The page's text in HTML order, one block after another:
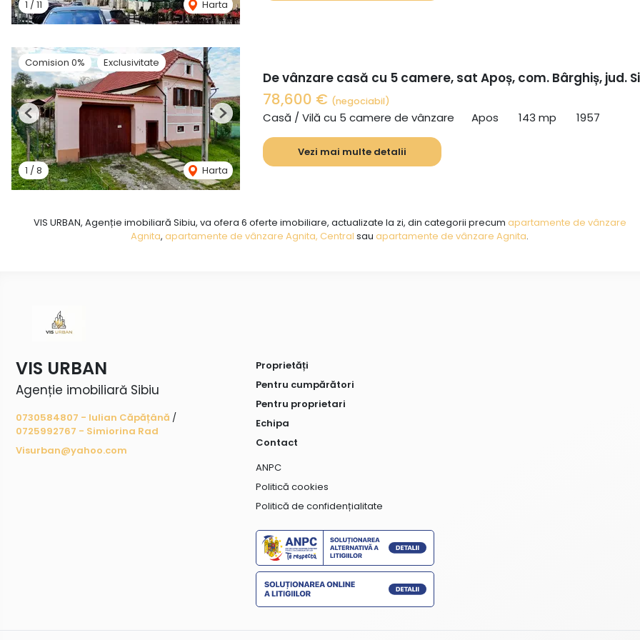
1 / 11 Harta
Comision 0% Exclusivitate
1 /8 Harta
Previous Next
De vânzare casă cu 5 camere, sat Apoș, com. Bârghiș, jud.
78,600 € (negociabil)
Casă / Vilă cu 5 camere de vânzare Apos 143 mp 1957
Vezi mai multe detalii
VIS URBAN, Agenție imobiliară Sibiu, va ofera 6 oferte imobiliare, actualizate la zi, din categorii precum apartamente de vânzare
Agnita, apartamente de vânzare Agnita, Central sau apartamente de vânzare Agnita.
VIS URBAN
Agenție imobiliară Sibiu
0730584807 - Iulian Căpățână /
0725992767 - Simiorina Rad
Visurban@yahoo.com
Proprietăți
Pentru cumpărători
Pentru proprietari
Echipa
Contact
ANPC
Politică cookies
Politică de confidențialitate